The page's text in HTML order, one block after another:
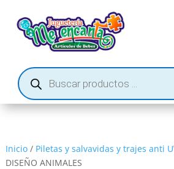
Búsqueda
de
productos
Inicio/ Piletas y salvavidas y trajes anti
DISEÑO ANIMALES